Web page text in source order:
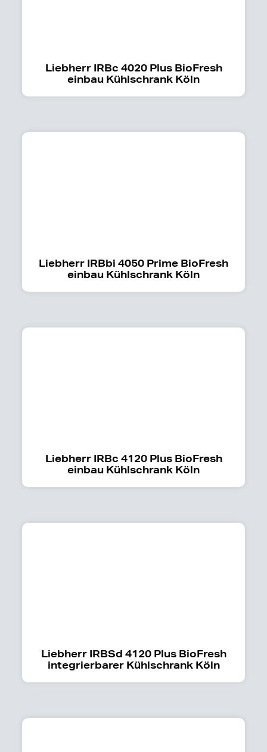
Liebherr IRBc 4020 Plus BioFresh
einbau Kühlschrank Köln
Liebherr IRBbi 4050 Prime BioFresh
einbau Kühlschrank Köln
Liebherr IRBc 4120 Plus BioFresh
einbau Kühlschrank Köln
Liebherr IRBSd 4120 Plus BioFresh
integrierbarer Kühlschrank Köln